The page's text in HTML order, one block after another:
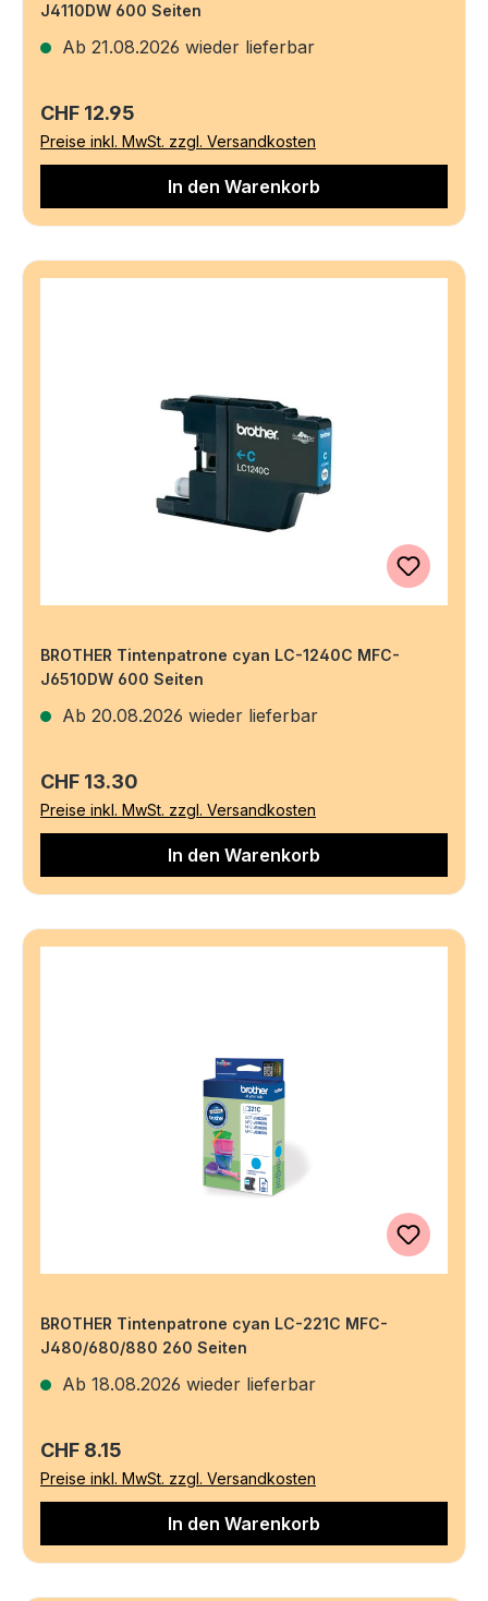
J4110DW 600 Seiten
Ab 21.08.2026 wieder lieferbar
Regulärer Preis:
CHF 12.95
Preise inkl. MwSt. zzgl. Versandkosten
In den Warenkorb
BROTHER Tintenpatrone cyan LC-1240C MFC-
J6510DW 600 Seiten
Ab 20.08.2026 wieder lieferbar
Regulärer Preis:
CHF 13.30
Preise inkl. MwSt. zzgl. Versandkosten
In den Warenkorb
BROTHER Tintenpatrone cyan LC-221C MFC-
J480/680/880 260 Seiten
Ab 18.08.2026 wieder lieferbar
Regulärer Preis:
CHF 8.15
Preise inkl. MwSt. zzgl. Versandkosten
In den Warenkorb